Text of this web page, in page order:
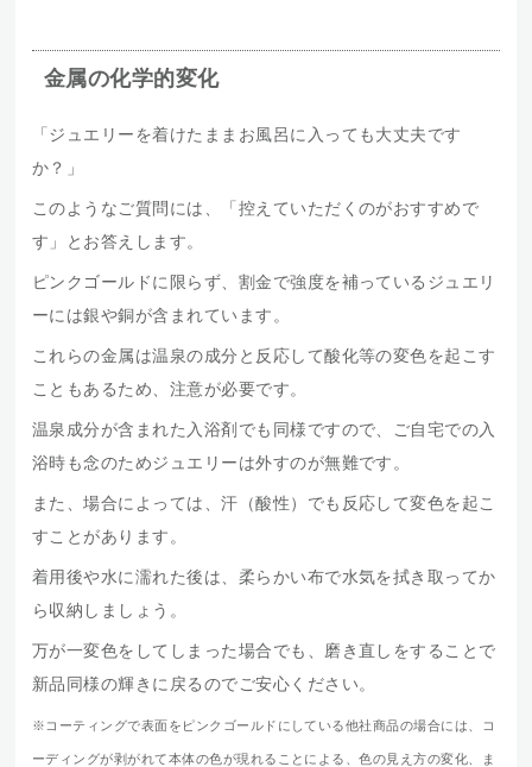
金属の化学的変化
「ジュエリーを着けたままお風呂に入っても大丈夫です
か？」
このようなご質問には、「控えていただくのがおすすめで
す」とお答えします。
ピンクゴールドに限らず、割金で強度を補っているジュエリ
ーには銀や銅が含まれています。
これらの金属は温泉の成分と反応して酸化等の変色を起こす
こともあるため、注意が必要です。
温泉成分が含まれた入浴剤でも同様ですので、ご自宅での入
浴時も念のためジュエリーは外すのが無難です。
また、場合によっては、汗（酸性）でも反応して変色を起こ
すことがあります。
着用後や水に濡れた後は、柔らかい布で水気を拭き取ってか
ら収納しましょう。
万が一変色をしてしまった場合でも、磨き直しをすることで
新品同様の輝きに戻るのでご安心ください。
※コーティングで表面をピンクゴールドにしている他社商品の場合には、コ
ーディングが剥がれて本体の色が現れることによる、色の見え方の変化、ま